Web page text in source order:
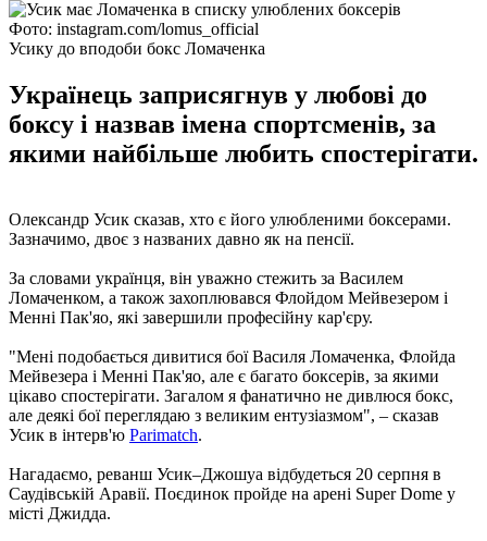
Фото: instagram.com/lomus_official
Усику до вподоби бокс Ломаченка
Українець заприсягнув у любові до
боксу і назвав імена спортсменів, за
якими найбільше любить спостерігати.
Олександр Усик сказав, хто є його улюбленими боксерами.
Зазначимо, двоє з названих давно як на пенсії.
За словами українця, він уважно стежить за Василем
Ломаченком, а також захоплювався Флойдом Мейвезером і
Менні Пак'яо, які завершили професійну кар'єру.
"Мені подобається дивитися бої Василя Ломаченка, Флойда
Мейвезера і Менні Пак'яо, але є багато боксерів, за якими
цікаво спостерігати. Загалом я фанатично не дивлюся бокс,
але деякі бої переглядаю з великим ентузіазмом", – сказав
Усик в інтерв'ю Parimatch.
Нагадаємо, реванш Усик–Джошуа відбудеться 20 серпня в
Саудівській Аравії. Поєдинок пройде на арені Super Dome у
місті Джидда.